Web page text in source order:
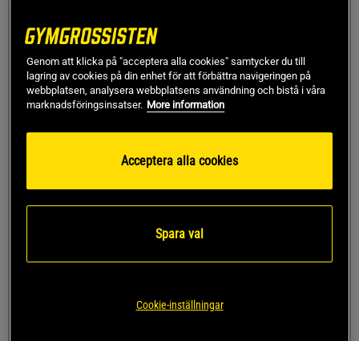
Iso Whey Zero Black
Vassleproteinisolat 1816
Biotech USA
Biotech USA
199 kr
Genom att klicka på "acceptera alla cookies" samtycker du till
lagring av cookies på din enhet för att förbättra navigeringen på
webbplatsen, analysera webbplatsens användning och bistå i våra
marknadsföringsinsatser. More information
Acceptera alla cookies
Spara val
Cookie-inställningar